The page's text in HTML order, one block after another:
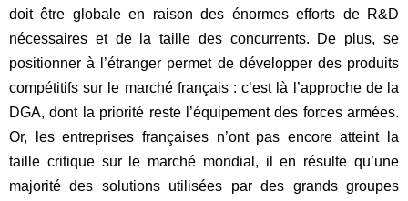
doit être globale en raison des énormes efforts de R&D
nécessaires et de la taille des concurrents. De plus, se
positionner à l’étranger permet de développer des produits
compétitifs sur le marché français : c’est là l’approche de la
DGA, dont la priorité reste l’équipement des forces armées.
Or, les entreprises françaises n’ont pas encore atteint la
taille critique sur le marché mondial, il en résulte qu’une
majorité des solutions utilisées par des grands groupes